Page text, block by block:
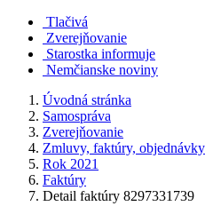
Tlačivá
Zverejňovanie
Starostka informuje
Nemčianske noviny
Úvodná stránka
Samospráva
Zverejňovanie
Zmluvy, faktúry, objednávky
Rok 2021
Faktúry
Detail faktúry 8297331739